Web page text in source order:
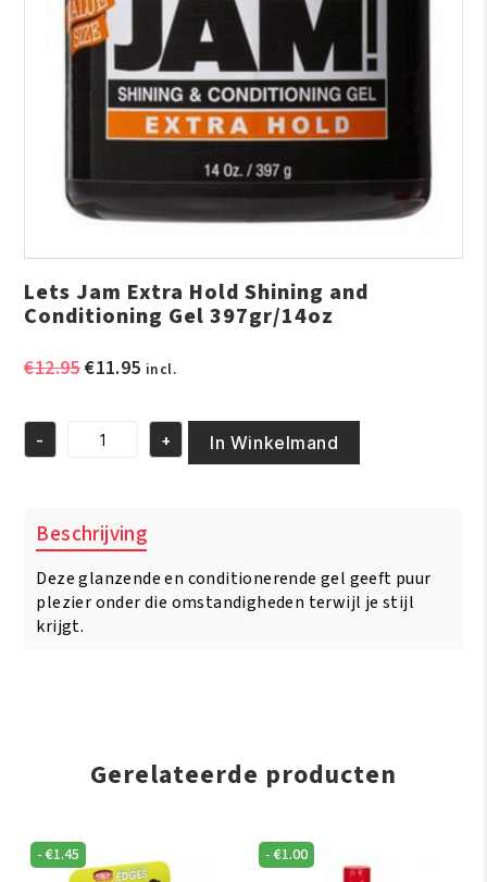
Lets Jam Extra Hold Shining and
Conditioning Gel 397gr/14oz
€12.95Oorspronkelijke
€12.95.
€11.95Huidige
is:
€11.95.
incl.
Lets
Shining
and
Conditioning
Gel
397gr/14oz
- + In Winkelmand
Beschrijving
Deze glanzende en conditionerende gel geeft puur
plezier onder die omstandigheden terwijl je stijl
krijgt.
Gerelateerde producten
-€1.45 -€1.00